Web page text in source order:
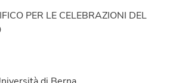
PER LE CELEBRAZIONI DEL